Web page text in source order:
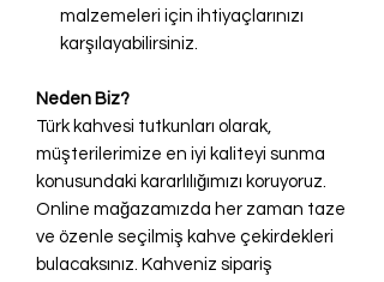
malzemeleri için ihtiyaçlarınızı
karşılayabilirsiniz.
Neden Biz?
Türk kahvesi tutkunları olarak,
müşterilerimize en iyi kaliteyi sunma
konusundaki kararlılığımızı koruyoruz.
Online mağazamızda her zaman taze
ve özenle seçilmiş kahve çekirdekleri
bulacaksınız. Kahveniz sipariş